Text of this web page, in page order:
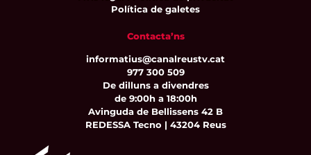
Política de galetes
Contacta’ns
informatius@canalreustv.cat
977 300 509
De dilluns a divendres
de 9:00h a 18:00h
Avinguda de Bellissens 42 B
REDESSA Tecno | 43204 Reus